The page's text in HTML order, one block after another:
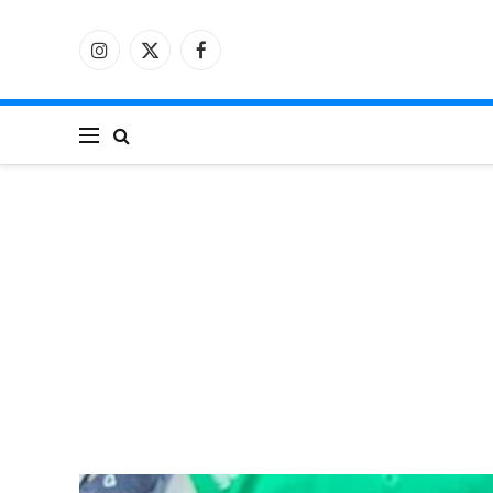
فيسبوكX
الانستغرام